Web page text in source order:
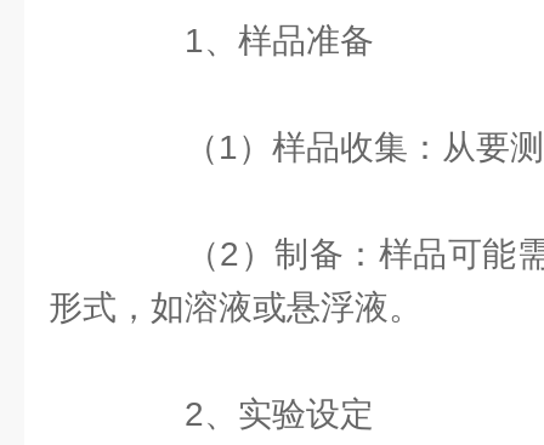
1、样品准备
（1）样品收集：从要测
（2）制备：样品可能需
形式，如溶液或悬浮液。
2、实验设定